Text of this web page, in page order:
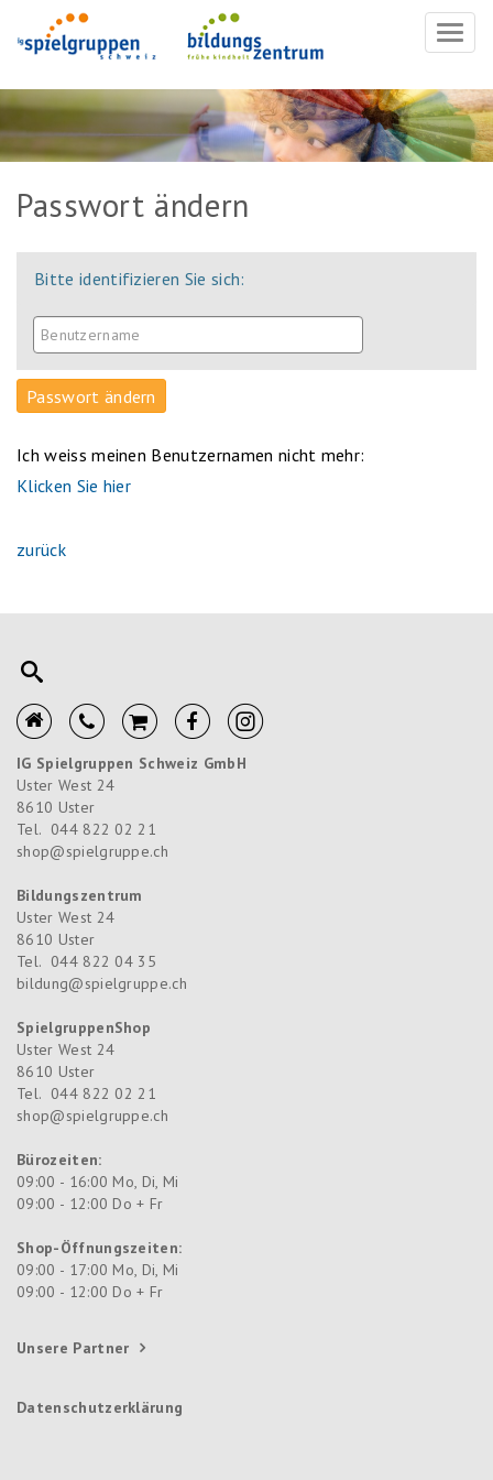
Passwort ändern
Bitte identifizieren Sie sich:
Ich weiss meinen Benutzernamen nicht mehr:
Klicken Sie hier
zurück
IG Spielgruppen Schweiz GmbH
Uster West 24
8610 Uster
Tel. 044 822 02 21
shop@spielgruppe.ch
Bildungszentrum
Uster West 24
8610 Uster
Tel. 044 822 04 35
bildung@spielgruppe.ch
SpielgruppenShop
Uster West 24
8610 Uster
Tel. 044 822 02 21
shop@spielgruppe.ch
Bürozeiten:
09:00 - 16:00 Mo, Di, Mi
09:00 - 12:00 Do + Fr
Shop-Öffnungszeiten:
09:00 - 17:00 Mo, Di, Mi
09:00 - 12:00 Do + Fr
Unsere Partner
Datenschutzerklärung